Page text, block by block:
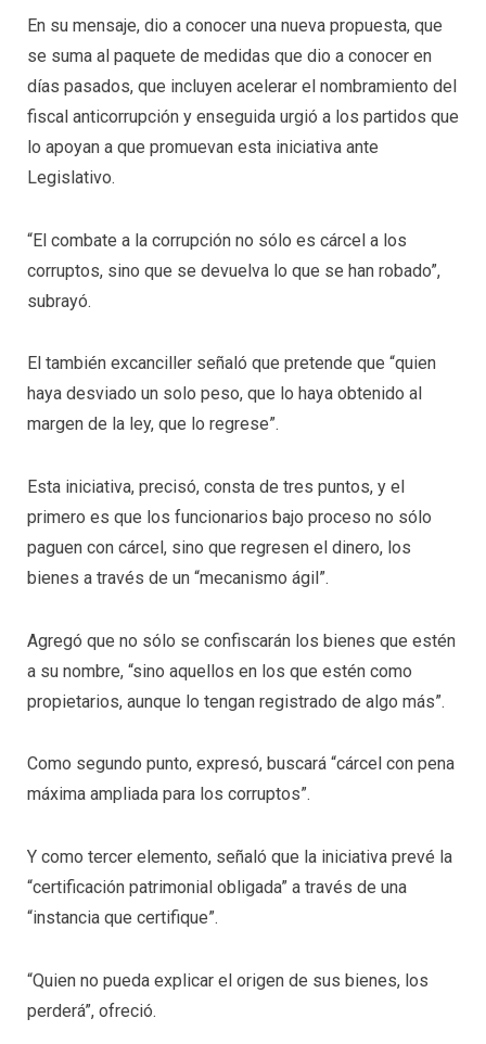
En su mensaje, dio a conocer una nueva propuesta, que
se suma al paquete de medidas que dio a conocer en
días pasados, que incluyen acelerar el nombramiento del
fiscal anticorrupción y enseguida urgió a los partidos que
lo apoyan a que promuevan esta iniciativa ante
Legislativo.
“El combate a la corrupción no sólo es cárcel a los
corruptos, sino que se devuelva lo que se han robado”,
subrayó.
El también excanciller señaló que pretende que “quien
haya desviado un solo peso, que lo haya obtenido al
margen de la ley, que lo regrese”.
Esta iniciativa, precisó, consta de tres puntos, y el
primero es que los funcionarios bajo proceso no sólo
paguen con cárcel, sino que regresen el dinero, los
bienes a través de un “mecanismo ágil”.
Agregó que no sólo se confiscarán los bienes que estén
a su nombre, “sino aquellos en los que estén como
propietarios, aunque lo tengan registrado de algo más”.
Como segundo punto, expresó, buscará “cárcel con pena
máxima ampliada para los corruptos”.
Y como tercer elemento, señaló que la iniciativa prevé la
“certificación patrimonial obligada” a través de una
“instancia que certifique”.
“Quien no pueda explicar el origen de sus bienes, los
perderá”, ofreció.